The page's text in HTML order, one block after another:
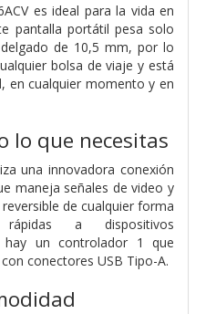
es ideal para la vida en
pantalla portátil pesa solo
de 10,5 mm, por lo
bolsa de viaje y está
en cualquier momento y en
lo que necesitas
una innovadora conexión
maneja señales de video y
de cualquier forma
a dispositivos
hay un controlador 1 que
conectores USB Tipo-A.